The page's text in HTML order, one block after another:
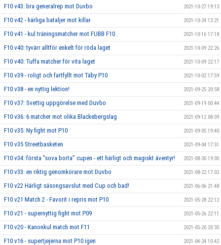
F10 v43: bra generalrep mot Duvbo 2021-10-27 19:13
F10 v42 - härliga bataljer mot killar 2021-10-24 13:21
F10 v41 - kul träningsmatcher mot FUBB F10 2021-10-16 17:18
F10 v40: tyvärr alltför enkelt för röda laget 2021-10-09 22:26
F10 v40: Tuffa matcher för vita laget 2021-10-09 22:17
F10 v39 - roligt och fartfyllt mot Täby P10 2021-10-02 17:59
F10 v38 - en nyttig lektion! 2021-09-25 20:58
F10 v37: Svettig uppgörelse med Duvbo 2021-09-19 00:44
F10 v36: 6 matcher mot olika Blackebergslag 2021-09-12 08:09
F10 v35: Ny fight mot P10 2021-09-05 19:40
F10 v35 Streetbasketen 2021-09-04 17:51
F10 v34: första ”sova borta” cupen - ett härligt och magiskt äventyr! 2021-08-30 19:00
F10 v33: en riktig genomkörare mot Duvbo 2021-08-22 17:02
F10 v22 Härligt säsongsavslut med Cup och bad! 2021-06-06 21:48
F10 v21 Match 2 - Favorit i repris mot P10 2021-05-28 22:12
F10 v21 - supernyttig fight mot P09 2021-05-26 22:11
F10 v20 - Kanonkul match mot F11 2021-05-20 20:35
F10 v16 - supertjejerna mot P10 igen 2021-04-24 10:42